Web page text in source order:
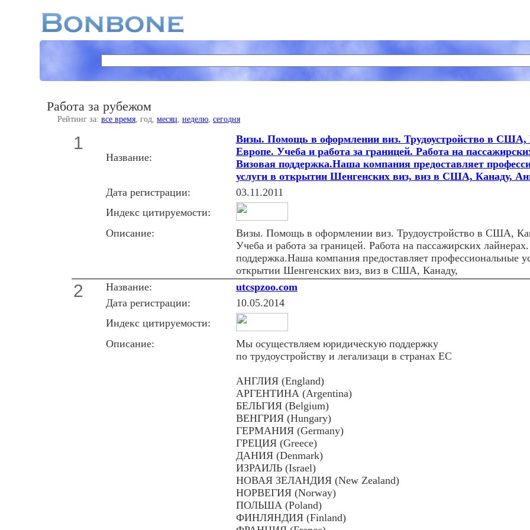
Работа за рубежом
Рейтинг за:все время, год,месяц,неделю,сегодня
1
Название:
Визы. Помощь в оформлении виз. Трудоустройство в США,
Европе. Учеба и работа за границей. Работа на
Визовая поддержка.Наша компания предоставляет
услуги в открытии Шенгенских виз, виз в США, Канаду,
Дата регистрации:
03.11.2011
Индекс цитируемости:
Описание:
Визы. Помощь в оформлении виз. Трудоустройство в США,
Учеба и работа за границей. Работа на пассажирских
поддержка.Наша компания предоставляет профессиональные
открытии Шенгенских виз, виз в США, Канаду,
2 Название:
utcspzoo.com
Дата регистрации:
10.05.2014
Индекс цитируемости:
Описание:
Мы осуществляем юридическую поддержку
по трудоустройству и легализаци в странах ЕС
АНГЛИЯ (England)
АРГЕНТИНА (Argentina)
БЕЛЬГИЯ (Belgium)
ВЕНГРИЯ (Hungary)
ГЕРМАНИЯ (Germany)
ГРЕЦИЯ (Greece)
ДАНИЯ (Denmark)
ИЗРАИЛЬ (Israel)
НОВАЯ ЗЕЛАНДИЯ (New Zealand)
НОРВЕГИЯ (Norway)
ПОЛЬША (Poland)
ФИНЛЯНДИЯ (Finland)